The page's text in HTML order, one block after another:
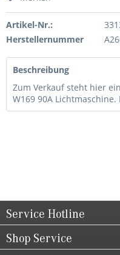
Artikel-Nr.:
Herstellernummer
Beschreibung
Zum Verkauf steht hier
W169 90A Lichtmaschine.
Service Hotline
Shop Service